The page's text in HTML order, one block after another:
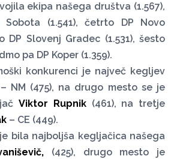
ekipa našega društva (1.567),
(1.541), četrto DP Novo
DP Slovenj Gradec (1.531), šesto
pa DP Koper (1.359).
konkurenci je največ kegljev
– NM (475), na drugo mesto se je
Viktor Rupnik(461), na tretje
– CE (449).
bila najboljša kegljačica našega
(425), drugo mesto je